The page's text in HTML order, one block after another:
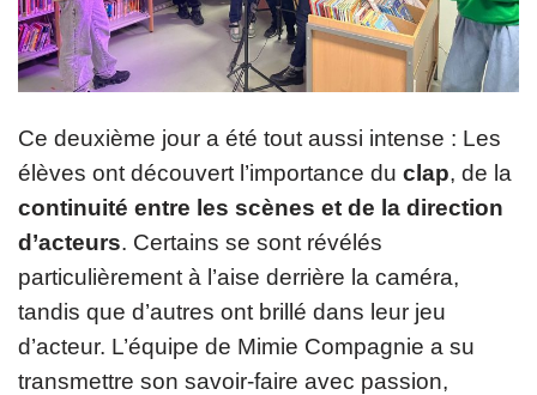
Ce deuxième jour a été tout aussi intense : Les
élèves ont découvert l’importance du clap, de la
continuité entre les scènes et de la direction
d’acteurs. Certains se sont révélés
particulièrement à l’aise derrière la caméra,
tandis que d’autres ont brillé dans leur jeu
d’acteur. L’équipe de Mimie Compagnie a su
transmettre son savoir-faire avec passion,